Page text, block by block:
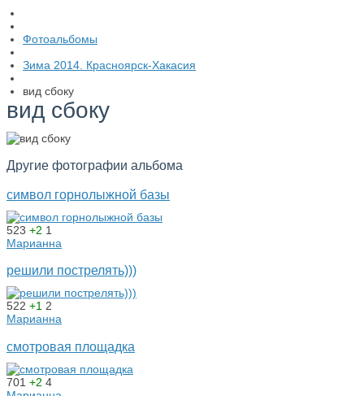
Фотоальбомы
Зима 2014. Красноярск-Хакасия
вид сбоку
вид сбоку
Другие фотографии альбома
символ горнолыжной базы
523 +2 1
Марианна
решили пострелять)))
522 +1 2
Марианна
смотровая площадка
701 +2 4